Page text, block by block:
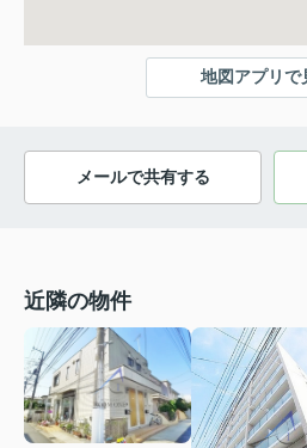
地図アプリで
メールで共有する
近隣の物件